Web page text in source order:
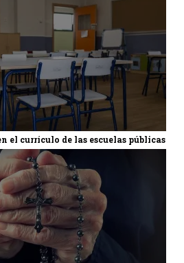
el currículo de las escuelas públicas